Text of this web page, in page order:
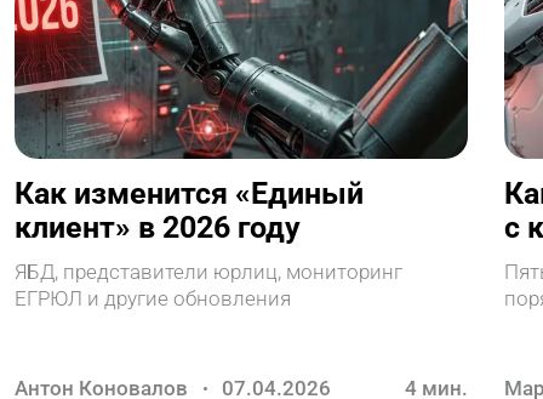
Как изменится «Единый
клиент» в 2026 году
ЯБД, представители юрлиц, мониторинг
ЕГРЮЛ и другие обновления
Антон Коновалов 07.04.2026 4мин.
с